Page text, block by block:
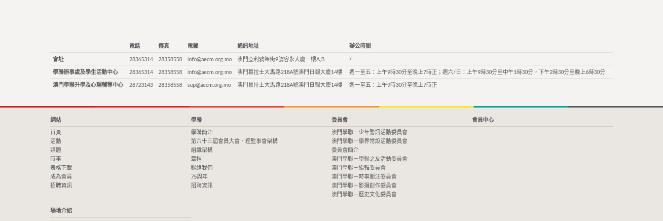
電話 傳真 電郵 通訊地址 辦公時間
會址 28365314 28358558 info@aecm.org.mo 澳門亞利鴉架街9號容永大廈一樓A,B /
學聯辦事處及學生活動中心 28365314 28358558 info@aecm.org.mo 澳門慕拉士大馬路218A號澳門日報大廈14樓 週一至五：上午9時30分至晚上7時正；週六/日：上午9時30分至中午1時30分，下午2時30分至晚上6時30分
澳門學聯升學及心理輔導中心 28723143 28358558 sup@aecm.org.mo 澳門慕拉士大馬路218A號澳門日報大廈14樓 週一至五：上午9時30分至晚上7時正
網站
首頁
活動
媒體
時事
表格下載
成為會員
招聘資訊
學聯
學聯簡介
第六十三屆會員大會、理監事會架構
組織架構
章程
聯絡我們
75周年
招聘資訊
委員會
澳門學聯－少年警訊活動委員會
澳門學聯－學界常設活動委員會
委員會簡介
澳門學聯－學聯之友活動委員會
澳門學聯－編輯委員會
澳門學聯－時事關注委員會
澳門學聯－影攝創作委員會
澳門學聯－歷史文化委員會
會員中心
場地介紹